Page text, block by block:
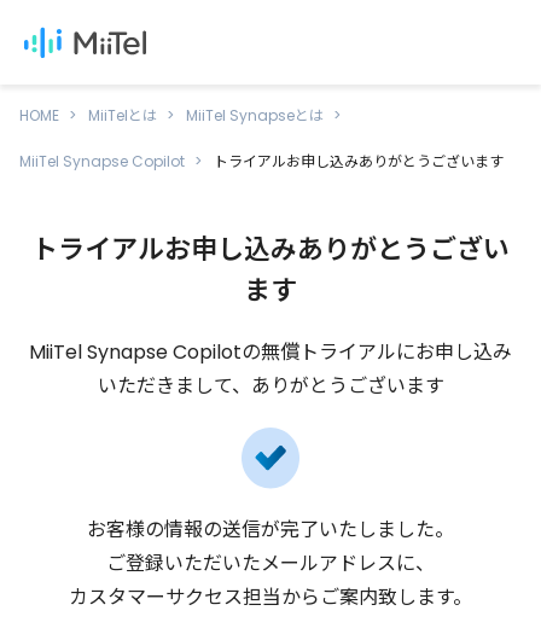
HOME MiiTelとは MiiTel Synapseとは
MiiTel Synapse Copilot トライアルお申し込みありがとうございます
トライアルお申し込みありがとうござい
ます
MiiTel Synapse Copilotの無償トライアルにお申し込み
いただきまして、ありがとうございます
お客様の情報の送信が完了いたしました。
ご登録いただいたメールアドレスに、
カスタマーサクセス担当からご案内致します。